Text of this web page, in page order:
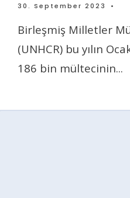
30. September 2023 •
Birleşmiş Milletler
(UNHCR) bu yılın
186 bin mültecinin...